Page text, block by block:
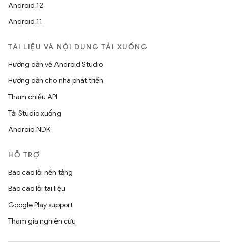
Android 12
Android 11
TÀI LIỆU VÀ NỘI DUNG TẢI XUỐNG
Hướng dẫn về Android Studio
Hướng dẫn cho nhà phát triển
Tham chiếu API
Tải Studio xuống
Android NDK
HỖ TRỢ
Báo cáo lỗi nền tảng
Báo cáo lỗi tài liệu
Google Play support
Tham gia nghiên cứu